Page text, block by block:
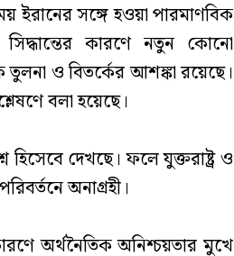
ইরানের সঙ্গে হওয়া পারমাণবিক
কারণে নতুন কোনো
ও বিতর্কের আশঙ্কা রয়েছে।
বলা হয়েছে।
হিসেবে দেখছে। ফলে যুক্তরাষ্ট্র ও
অনাগ্রহী।
অর্থনৈতিক অনিশ্চয়তার মুখে